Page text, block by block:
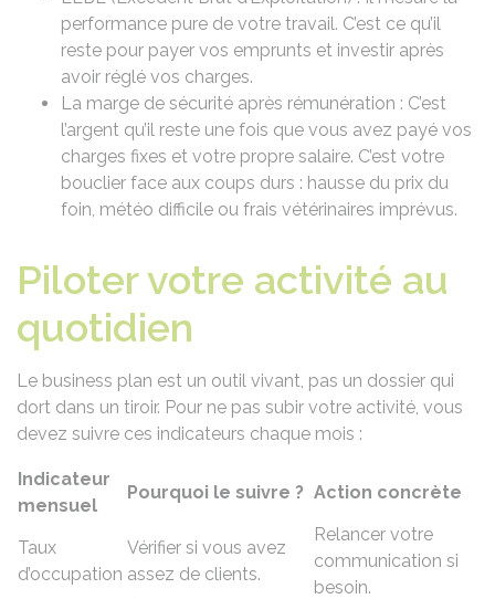
performance pure de votre travail. C’est ce qu’il
reste pour payer vos emprunts et investir après
avoir réglé vos charges.
La marge de sécurité après rémunération : C’est
l’argent qu’il reste une fois que vous avez payé vos
charges fixes et votre propre salaire. C’est votre
bouclier face aux coups durs : hausse du prix du
foin, météo difficile ou frais vétérinaires imprévus.
Piloter votre activité au
quotidien
Le business plan est un outil vivant, pas un dossier qui
dort dans un tiroir. Pour ne pas subir votre activité, vous
devez suivre ces indicateurs chaque mois :
Indicateur
mensuel
Pourquoi le suivre ? Action concrète
Taux
d’occupation
Vérifier si vous avez
assez de clients.
Relancer votre
communication si
besoin.